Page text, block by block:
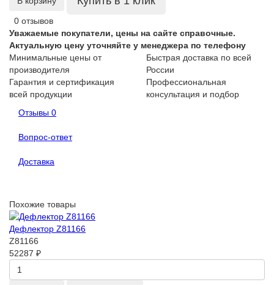
0 отзывов
Уважаемые покупатели, цены на сайте справочные.
Актуальную цену уточняйте у менеджера по телефону
Минимальные цены от
производителя
Быстрая доставка по всей
России
Гарантия и сертификация
всей продукции
Профессиональная
консультация и подбор
Отзывы 0
Вопрос-ответ
Доставка
Похожие товары
Дефлектор Z81166
Z81166
52287 ₽